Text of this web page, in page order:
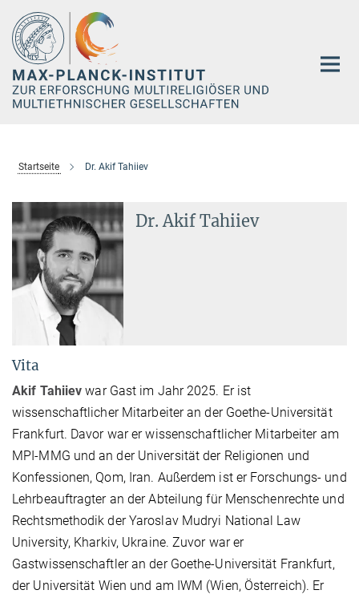
Hauptinhalt
Startseite Dr. Akif Tahiiev
Dr. Akif Tahiiev
Vita
Akif Tahiievwar Gast im Jahr 2025. Er ist
wissenschaftlicher Mitarbeiter an der Goethe-Universität
Frankfurt. Davor war er wissenschaftlicher Mitarbeiter am
MPI-MMG und an der Universität der Religionen und
Konfessionen, Qom, Iran. Außerdem ist er Forschungs- und
Lehrbeauftragter an der Abteilung für Menschenrechte und
Rechtsmethodik der Yaroslav Mudryi National Law
University, Kharkiv, Ukraine. Zuvor war er
Gastwissenschaftler an der Goethe-Universität Frankfurt,
der Universität Wien und am IWM (Wien, Österreich). Er